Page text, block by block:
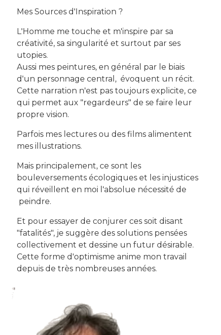
Mes Sources d'Inspiration ?
L'Homme me touche et m'inspire par sa
créativité, sa singularité et surtout par ses
utopies.
Aussi mes peintures, en général par le biais
d'un personnage central, évoquent un récit.
Cette narration n'est pas toujours explicite, ce
qui permet aux "regardeurs" de se faire leur
propre vision.
Parfois mes lectures ou des films alimentent
mes illustrations.
Mais principalement, ce sont les
bouleversements écologiques et les injustices
qui réveillent en moi l'absolue nécessité de
peindre.
Et pour essayer de conjurer ces soit disant
"fatalités", je suggère des solutions pensées
collectivement et dessine un futur désirable.
Cette forme d'optimisme anime mon travail
depuis de très nombreuses années.